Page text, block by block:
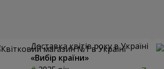
Доставка квітів року в Україні
«Вибір країни»